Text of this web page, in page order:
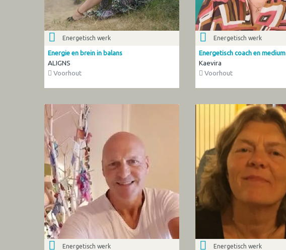
Energetisch werk
Energie en brein in balans
ALIGNS
Voorhout
Energetisch werk
Energetisch coach en medium
Kaevira
Voorhout
Energetisch werk Energetisch werk